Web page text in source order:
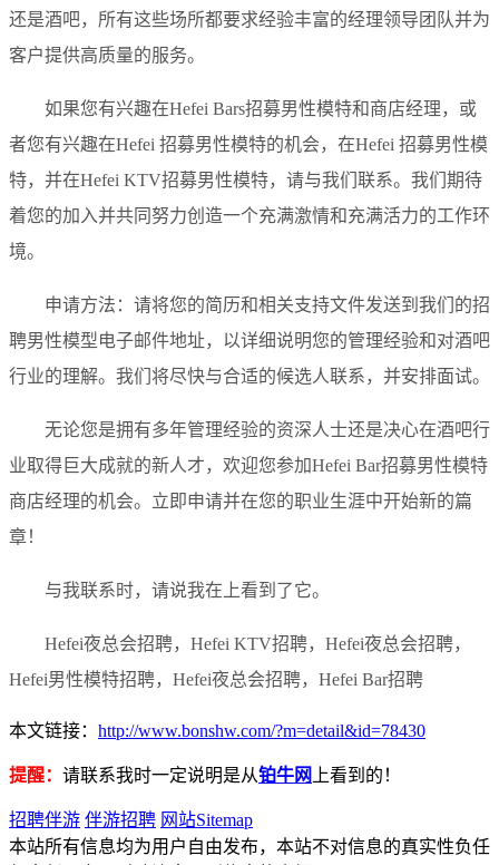
还是酒吧，所有这些场所都要求经验丰富的经理领导团队并为
客户提供高质量的服务。
如果您有兴趣在Hefei Bars招募男性模特和商店经理，或
者您有兴趣在Hefei 招募男性模特的机会，在Hefei 招募男性模
特，并在Hefei KTV招募男性模特，请与我们联系。我们期待
着您的加入并共同努力创造一个充满激情和充满活力的工作环
境。
申请方法：请将您的简历和相关支持文件发送到我们的招
聘男性模型电子邮件地址，以详细说明您的管理经验和对酒吧
行业的理解。我们将尽快与合适的候选人联系，并安排面试。
无论您是拥有多年管理经验的资深人士还是决心在酒吧行
业取得巨大成就的新人才，欢迎您参加Hefei Bar招募男性模特
商店经理的机会。立即申请并在您的职业生涯中开始新的篇
章！
与我联系时，请说我在上看到了它。
Hefei夜总会招聘，Hefei KTV招聘，Hefei夜总会招聘，
Hefei男性模特招聘，Hefei夜总会招聘，Hefei Bar招聘
本文链接： http://www.bonshw.com/?m=detail&id=78430
提醒： 请联系我时一定说明是从铂牛网 上看到的！
招聘伴游 伴游招聘 网站Sitemap
本站所有信息均为用户自由发布，本站不对信息的真实性负任